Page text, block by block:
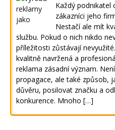
Každý podnikatel
zákazníci jeho
Nestačí ale mít
službu. Pokud o nich nikdo
příležitosti zůstávají
kvalitně navržená a
reklama zásadní význam.
propagace, ale také způsob,
důvěru, posilovat značku a
konkurence. Mnoho […]